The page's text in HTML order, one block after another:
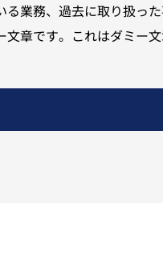
る業務、過去に取り扱っ
文章です。これはダミー